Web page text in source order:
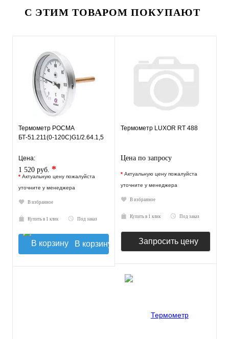
С ЭТИМ ТОВАРОМ ПОКУПАЮТ
Термометр РОСМА
БТ-51.211(0-120С)G1/2.64.1,5
Цена:
1 520 руб. *
* Актуальную цену пожалуйста
уточните у менеджера
В избранное
Купить в 1 клик Под заказ
В корзину
Термометр LUXOR RT 488
Цена по запросу
* Актуальную цену пожалуйста
уточните у менеджера
В избранное
Купить в 1 клик Под заказ
Запросить цену